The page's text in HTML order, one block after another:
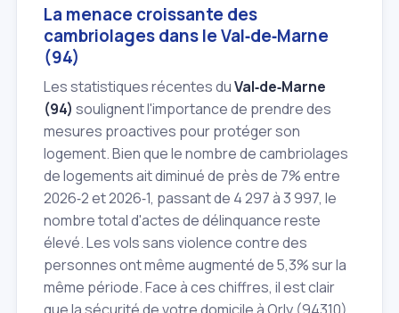
La menace croissante des
cambriolages dans le Val‑de‑Marne
(94)
Les statistiques récentes duVal‑de‑Marne
(94) soulignent l'importance de prendre des
mesures proactives pour protéger son
logement. Bien que le nombre de cambriolages
de logements ait diminué de près de 7% entre
2026‑2 et 2026‑1, passant de 4 297 à 3 997, le
nombre total d'actes de délinquance reste
élevé. Les vols sans violence contre des
personnes ont même augmenté de 5,3% sur la
même période. Face à ces chiffres, il est clair